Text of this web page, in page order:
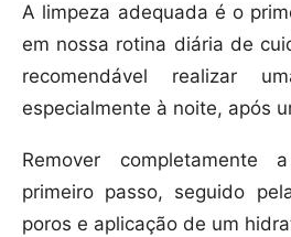
A limpeza adequada é o
em nossa rotina diária de
recomendável realizar
especialmente à noite, após
Remover
primeiro passo, seguido
poros e aplicação de um